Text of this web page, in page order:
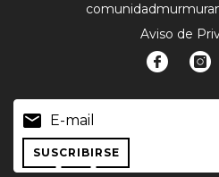
Aviso de
SUSCRIBIRSE